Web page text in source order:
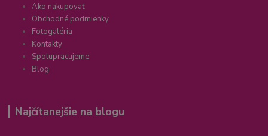
Ako nakupovať
Obchodné podmienky
Fotogaléria
Kontakty
Spolupracujeme
Blog
Najčítanejšie na blogu